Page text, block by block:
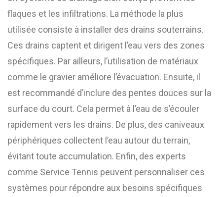
flaques et les infiltrations. La méthode la plus
utilisée consiste à installer des drains souterrains.
Ces drains captent et dirigent l’eau vers des zones
spécifiques. Par ailleurs, l’utilisation de matériaux
comme le gravier améliore l’évacuation. Ensuite, il
est recommandé d’inclure des pentes douces sur la
surface du court. Cela permet à l’eau de s’écouler
rapidement vers les drains. De plus, des caniveaux
périphériques collectent l’eau autour du terrain,
évitant toute accumulation. Enfin, des experts
comme Service Tennis peuvent personnaliser ces
systèmes pour répondre aux besoins spécifiques